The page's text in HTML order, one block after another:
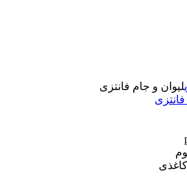
لیوان و جام فانتزی